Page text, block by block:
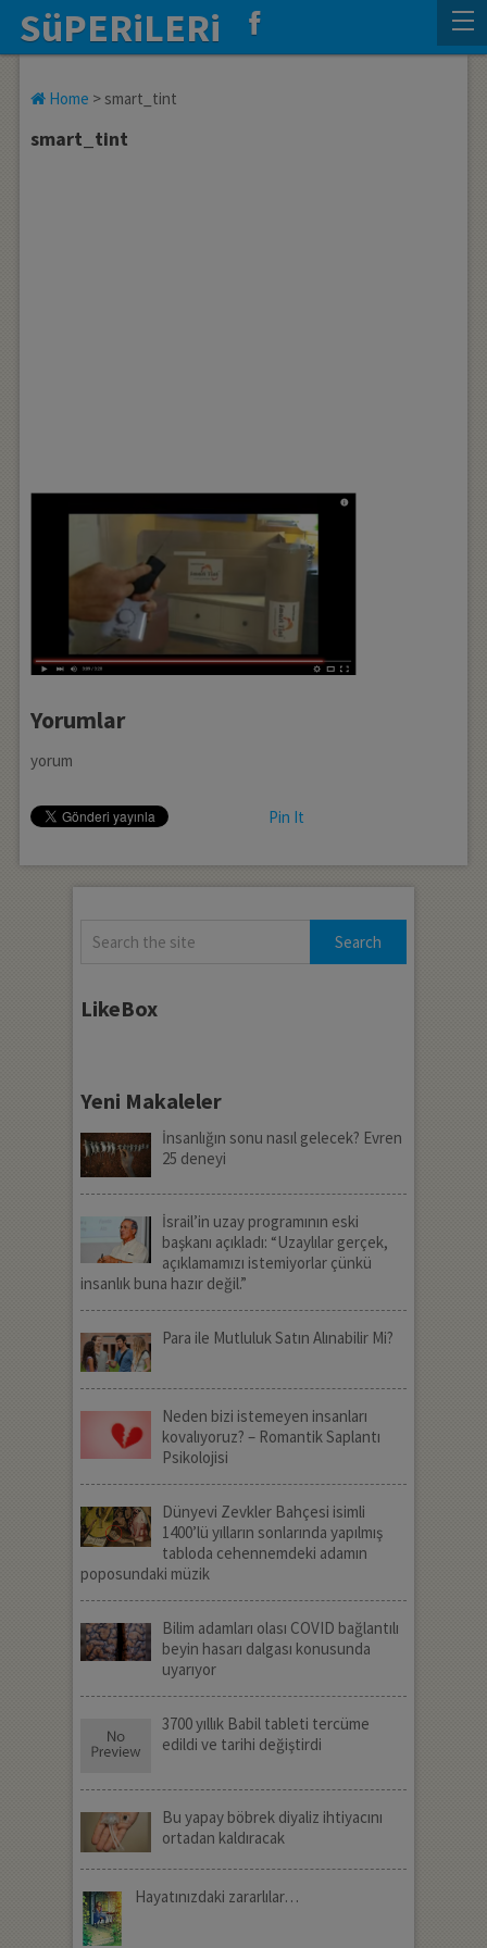
SüPERiLERi
Home >smart_tint
smart_tint
Yorumlar
yorum
Pin It
LikeBox
Yeni Makaleler
İnsanlığın sonu nasıl gelecek? Evren
25 deneyi
İsrail’in uzay programının eski
başkanı açıkladı: “Uzaylılar gerçek,
açıklamamızı istemiyorlar çünkü
insanlık buna hazır değil.”
Para ile Mutluluk Satın Alınabilir Mi?
Neden bizi istemeyen insanları
kovalıyoruz? – Romantik Saplantı
Psikolojisi
Dünyevi Zevkler Bahçesi isimli
1400’lü yılların sonlarında yapılmış
tabloda cehennemdeki adamın
poposundaki müzik
Bilim adamları olası COVID bağlantılı
beyin hasarı dalgası konusunda
uyarıyor
3700 yıllık Babil tableti tercüme
edildi ve tarihi değiştirdi
Bu yapay böbrek diyaliz ihtiyacını
ortadan kaldıracak
Hayatınızdaki zararlılar…